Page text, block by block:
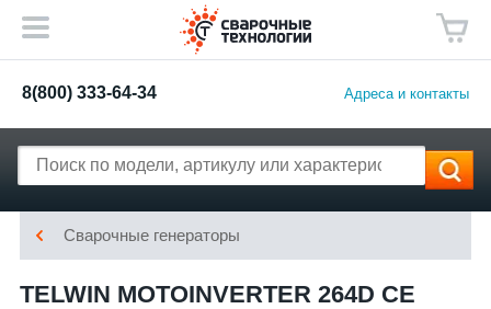
8(800) 333-64-34 Адреса и контакты
Сварочные генераторы
TELWIN MOTOINVERTER 264D CE